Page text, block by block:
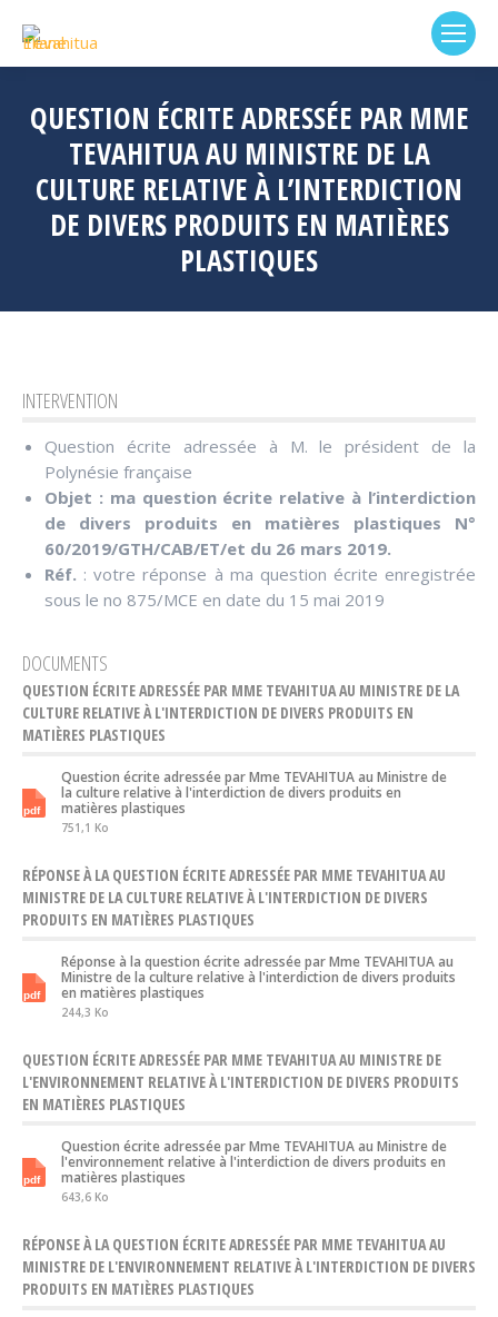
QUESTION ÉCRITE ADRESSÉE PAR MME
TEVAHITUA AU MINISTRE DE LA
CULTURE RELATIVE À L’INTERDICTION
DE DIVERS PRODUITS EN MATIÈRES
PLASTIQUES
INTERVENTION
Question écrite adressée à M. le président de la
Polynésie française
Objet : ma question écrite relative à l’interdiction
de divers produits en matières plastiques N°
60/2019/GTH/CAB/ET/et du 26 mars 2019.
Réf. : votre réponse à ma question écrite enregistrée
sous le no 875/MCE en date du 15 mai 2019
DOCUMENTS
QUESTION ÉCRITE ADRESSÉE PAR MME TEVAHITUA AU MINISTRE DE LA
CULTURE RELATIVE À L'INTERDICTION DE DIVERS PRODUITS EN
MATIÈRES PLASTIQUES
Question écrite adressée par Mme TEVAHITUA au Ministre de
la culture relative à l'interdiction de divers produits en
matières plastiques
751,1 Ko
RÉPONSE À LA QUESTION ÉCRITE ADRESSÉE PAR MME TEVAHITUA AU
MINISTRE DE LA CULTURE RELATIVE À L'INTERDICTION DE DIVERS
PRODUITS EN MATIÈRES PLASTIQUES
Réponse à la question écrite adressée par Mme TEVAHITUA au
Ministre de la culture relative à l'interdiction de divers produits
en matières plastiques
244,3 Ko
QUESTION ÉCRITE ADRESSÉE PAR MME TEVAHITUA AU MINISTRE DE
L'ENVIRONNEMENT RELATIVE À L'INTERDICTION DE DIVERS PRODUITS
EN MATIÈRES PLASTIQUES
Question écrite adressée par Mme TEVAHITUA au Ministre de
l'environnement relative à l'interdiction de divers produits en
matières plastiques
643,6 Ko
RÉPONSE À LA QUESTION ÉCRITE ADRESSÉE PAR MME TEVAHITUA AU
MINISTRE DE L'ENVIRONNEMENT RELATIVE À L'INTERDICTION DE DIVERS
PRODUITS EN MATIÈRES PLASTIQUES